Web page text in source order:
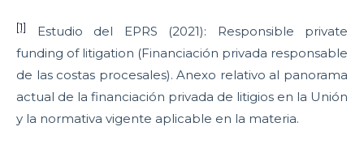
[1]
Estudio del EPRS (2021): Responsible private
funding of litigation (Financiación privada responsable
de las costas procesales). Anexo relativo al panorama
actual de la financiación privada de litigios en la Unión
y la normativa vigente aplicable en la materia.